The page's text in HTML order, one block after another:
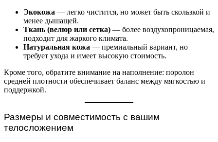
Экокожа — легко чистится, но может быть скользкой и
менее дышащей.
Ткань (велюр или сетка) — более воздухопроницаемая,
подходит для жаркого климата.
Натуральная кожа — премиальный вариант, но
требует ухода и имеет высокую стоимость.
Кроме того, обратите внимание на наполнение: поролон
средней плотности обеспечивает баланс между мягкостью и
поддержкой.
Размеры и совместимость с вашим
телосложением